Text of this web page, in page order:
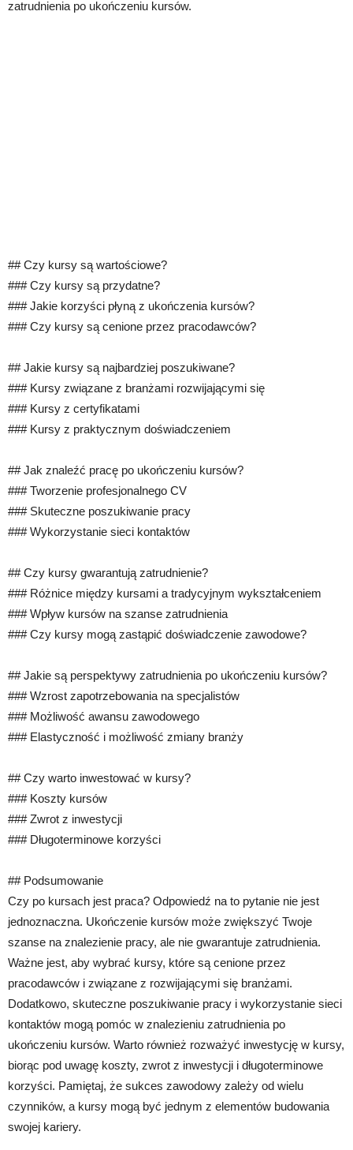
zatrudnienia po ukończeniu kursów.
## Czy kursy są wartościowe?
### Czy kursy są przydatne?
### Jakie korzyści płyną z ukończenia kursów?
### Czy kursy są cenione przez pracodawców?
## Jakie kursy są najbardziej poszukiwane?
### Kursy związane z branżami rozwijającymi się
### Kursy z certyfikatami
### Kursy z praktycznym doświadczeniem
## Jak znaleźć pracę po ukończeniu kursów?
### Tworzenie profesjonalnego CV
### Skuteczne poszukiwanie pracy
### Wykorzystanie sieci kontaktów
## Czy kursy gwarantują zatrudnienie?
### Różnice między kursami a tradycyjnym wykształceniem
### Wpływ kursów na szanse zatrudnienia
### Czy kursy mogą zastąpić doświadczenie zawodowe?
## Jakie są perspektywy zatrudnienia po ukończeniu kursów?
### Wzrost zapotrzebowania na specjalistów
### Możliwość awansu zawodowego
### Elastyczność i możliwość zmiany branży
## Czy warto inwestować w kursy?
### Koszty kursów
### Zwrot z inwestycji
### Długoterminowe korzyści
## Podsumowanie
Czy po kursach jest praca? Odpowiedź na to pytanie nie jest
jednoznaczna. Ukończenie kursów może zwiększyć Twoje
szanse na znalezienie pracy, ale nie gwarantuje zatrudnienia.
Ważne jest, aby wybrać kursy, które są cenione przez
pracodawców i związane z rozwijającymi się branżami.
Dodatkowo, skuteczne poszukiwanie pracy i wykorzystanie sieci
kontaktów mogą pomóc w znalezieniu zatrudnienia po
ukończeniu kursów. Warto również rozważyć inwestycję w kursy,
biorąc pod uwagę koszty, zwrot z inwestycji i długoterminowe
korzyści. Pamiętaj, że sukces zawodowy zależy od wielu
czynników, a kursy mogą być jednym z elementów budowania
swojej kariery.